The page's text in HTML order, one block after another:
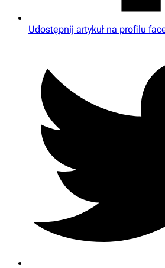
Udostępnij artykuł na profilu